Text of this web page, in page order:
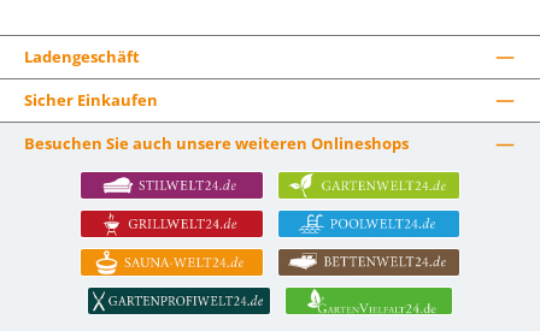
Ladengeschäft
Sicher Einkaufen
Besuchen Sie auch unsere weiteren Onlineshops